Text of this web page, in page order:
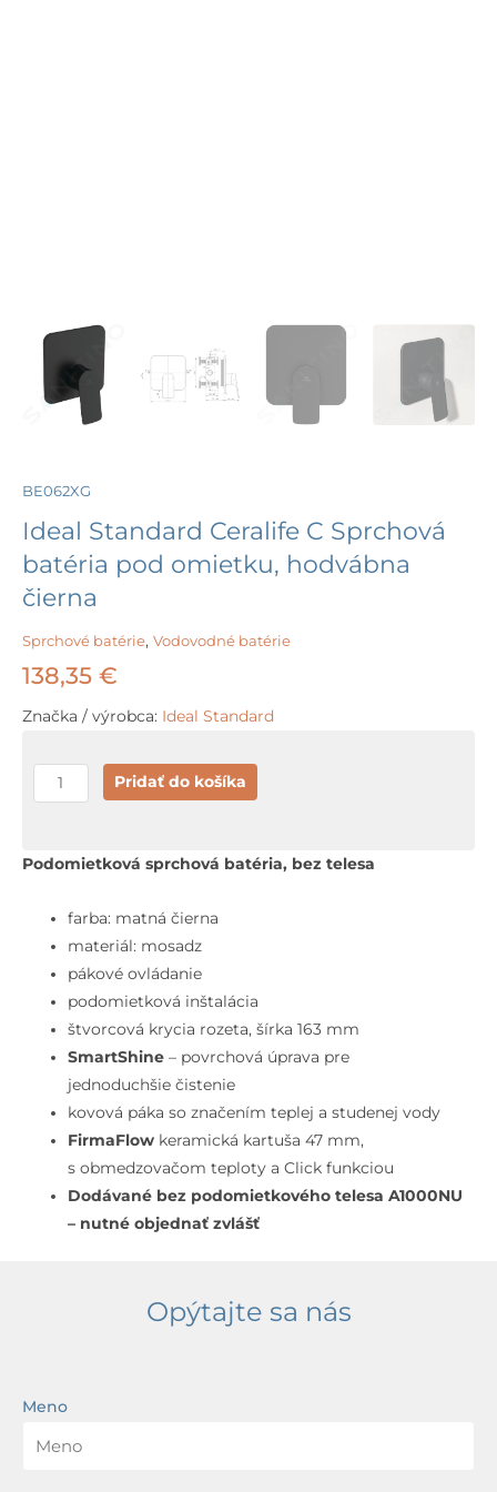
BE062XG
Ideal Standard Ceralife C Sprchová
batéria pod omietku, hodvábna
čierna
Sprchové batérie, Vodovodné batérie
138,35 €
Značka / výrobca: Ideal Standard
množstvo
Ideal
Ceralife
Sprchová
batéria
pod
omietku,
hodvábna
čierna
Pridať do košíka
Podomietková sprchová batéria, bez telesa
farba: matná čierna
materiál: mosadz
pákové ovládanie
podomietková inštalácia
štvorcová krycia rozeta, šírka 163 mm
SmartShine – povrchová úprava pre
jednoduchšie čistenie
kovová páka so značením teplej a studenej vody
FirmaFlow keramická kartuša 47 mm,
s obmedzovačom teploty a Click funkciou
Dodávané bez podomietkového telesa A1000NU
– nutné objednať zvlášť
Opýtajte sa nás
Meno